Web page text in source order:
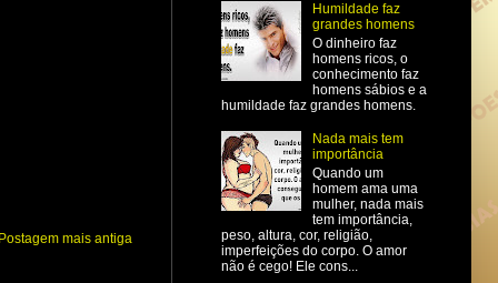
Postagem mais antiga
Humildade faz
grandes homens
O dinheiro faz
homens ricos, o
conhecimento faz
homens sábios e a
humildade faz grandes homens.
Nada mais tem
importância
Quando um
homem ama uma
mulher, nada mais
tem importância,
peso, altura, cor, religião,
imperfeições do corpo. O amor
não é cego! Ele cons...